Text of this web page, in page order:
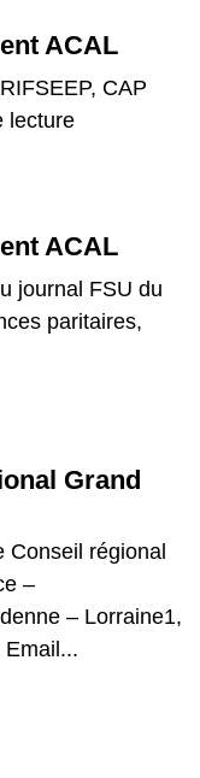
ACAL
CAP
lecture
ACAL
journal FSU du
paritaires,
Grand
Conseil régional
–
– Lorraine1,